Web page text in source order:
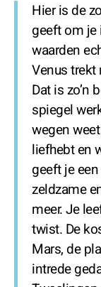
Hier is de
geeft om je
waarden
Venus trekt
Dat is zo’n
spiegel
wegen
liefhebt en
geeft je
zeldzame
meer. Je
twist. De
Mars, de
intrede